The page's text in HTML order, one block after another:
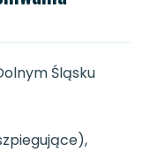
Śląsku